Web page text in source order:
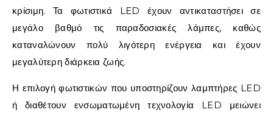
κρίσιμη. Τα φωτιστικά LED έχουν αντικαταστήσει σε
μεγάλο βαθμό τις παραδοσιακές λάμπες, καθώς
καταναλώνουν πολύ λιγότερη ενέργεια και έχουν
μεγαλύτερη διάρκεια ζωής.
Η επιλογή φωτιστικών που υποστηρίζουν λαμπτήρες LED
ή διαθέτουν ενσωματωμένη τεχνολογία LED μειώνει